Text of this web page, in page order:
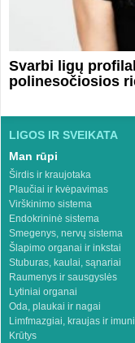
Svarbi ligų
polinesočiosios
LIGOS IR SVEIKATA
Man rūpi
Širdis ir kraujotaka
Plaučiai ir kvėpavimas
Virškinimo sistema
Endokrininė sistema
Smegenys, nervų sistema
Šlapimo organai ir inkstai
Stuburas, kaulai, sąnariai
Raumenys ir sausgyslės
Lytiniai organai
Oda, plaukai ir nagai
Limfmazgiai, kraujas ir
Krūtys